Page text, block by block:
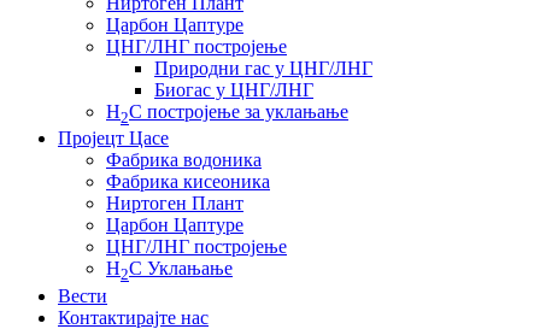
Царбон Цаптуре
ЦНГ/ЛНГ постројење
Природни гас у ЦНГ/ЛНГ
Биогас у ЦНГ/ЛНГ
H2С постројење за уклањање
Пројецт Цасе
Фабрика водоника
Фабрика кисеоника
Ниртоген Плант
Царбон Цаптуре
ЦНГ/ЛНГ постројење
H2С Уклањање
Вести
Контактирајте нас